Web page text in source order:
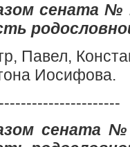
сената №
Павел,
Иосифова.
сената